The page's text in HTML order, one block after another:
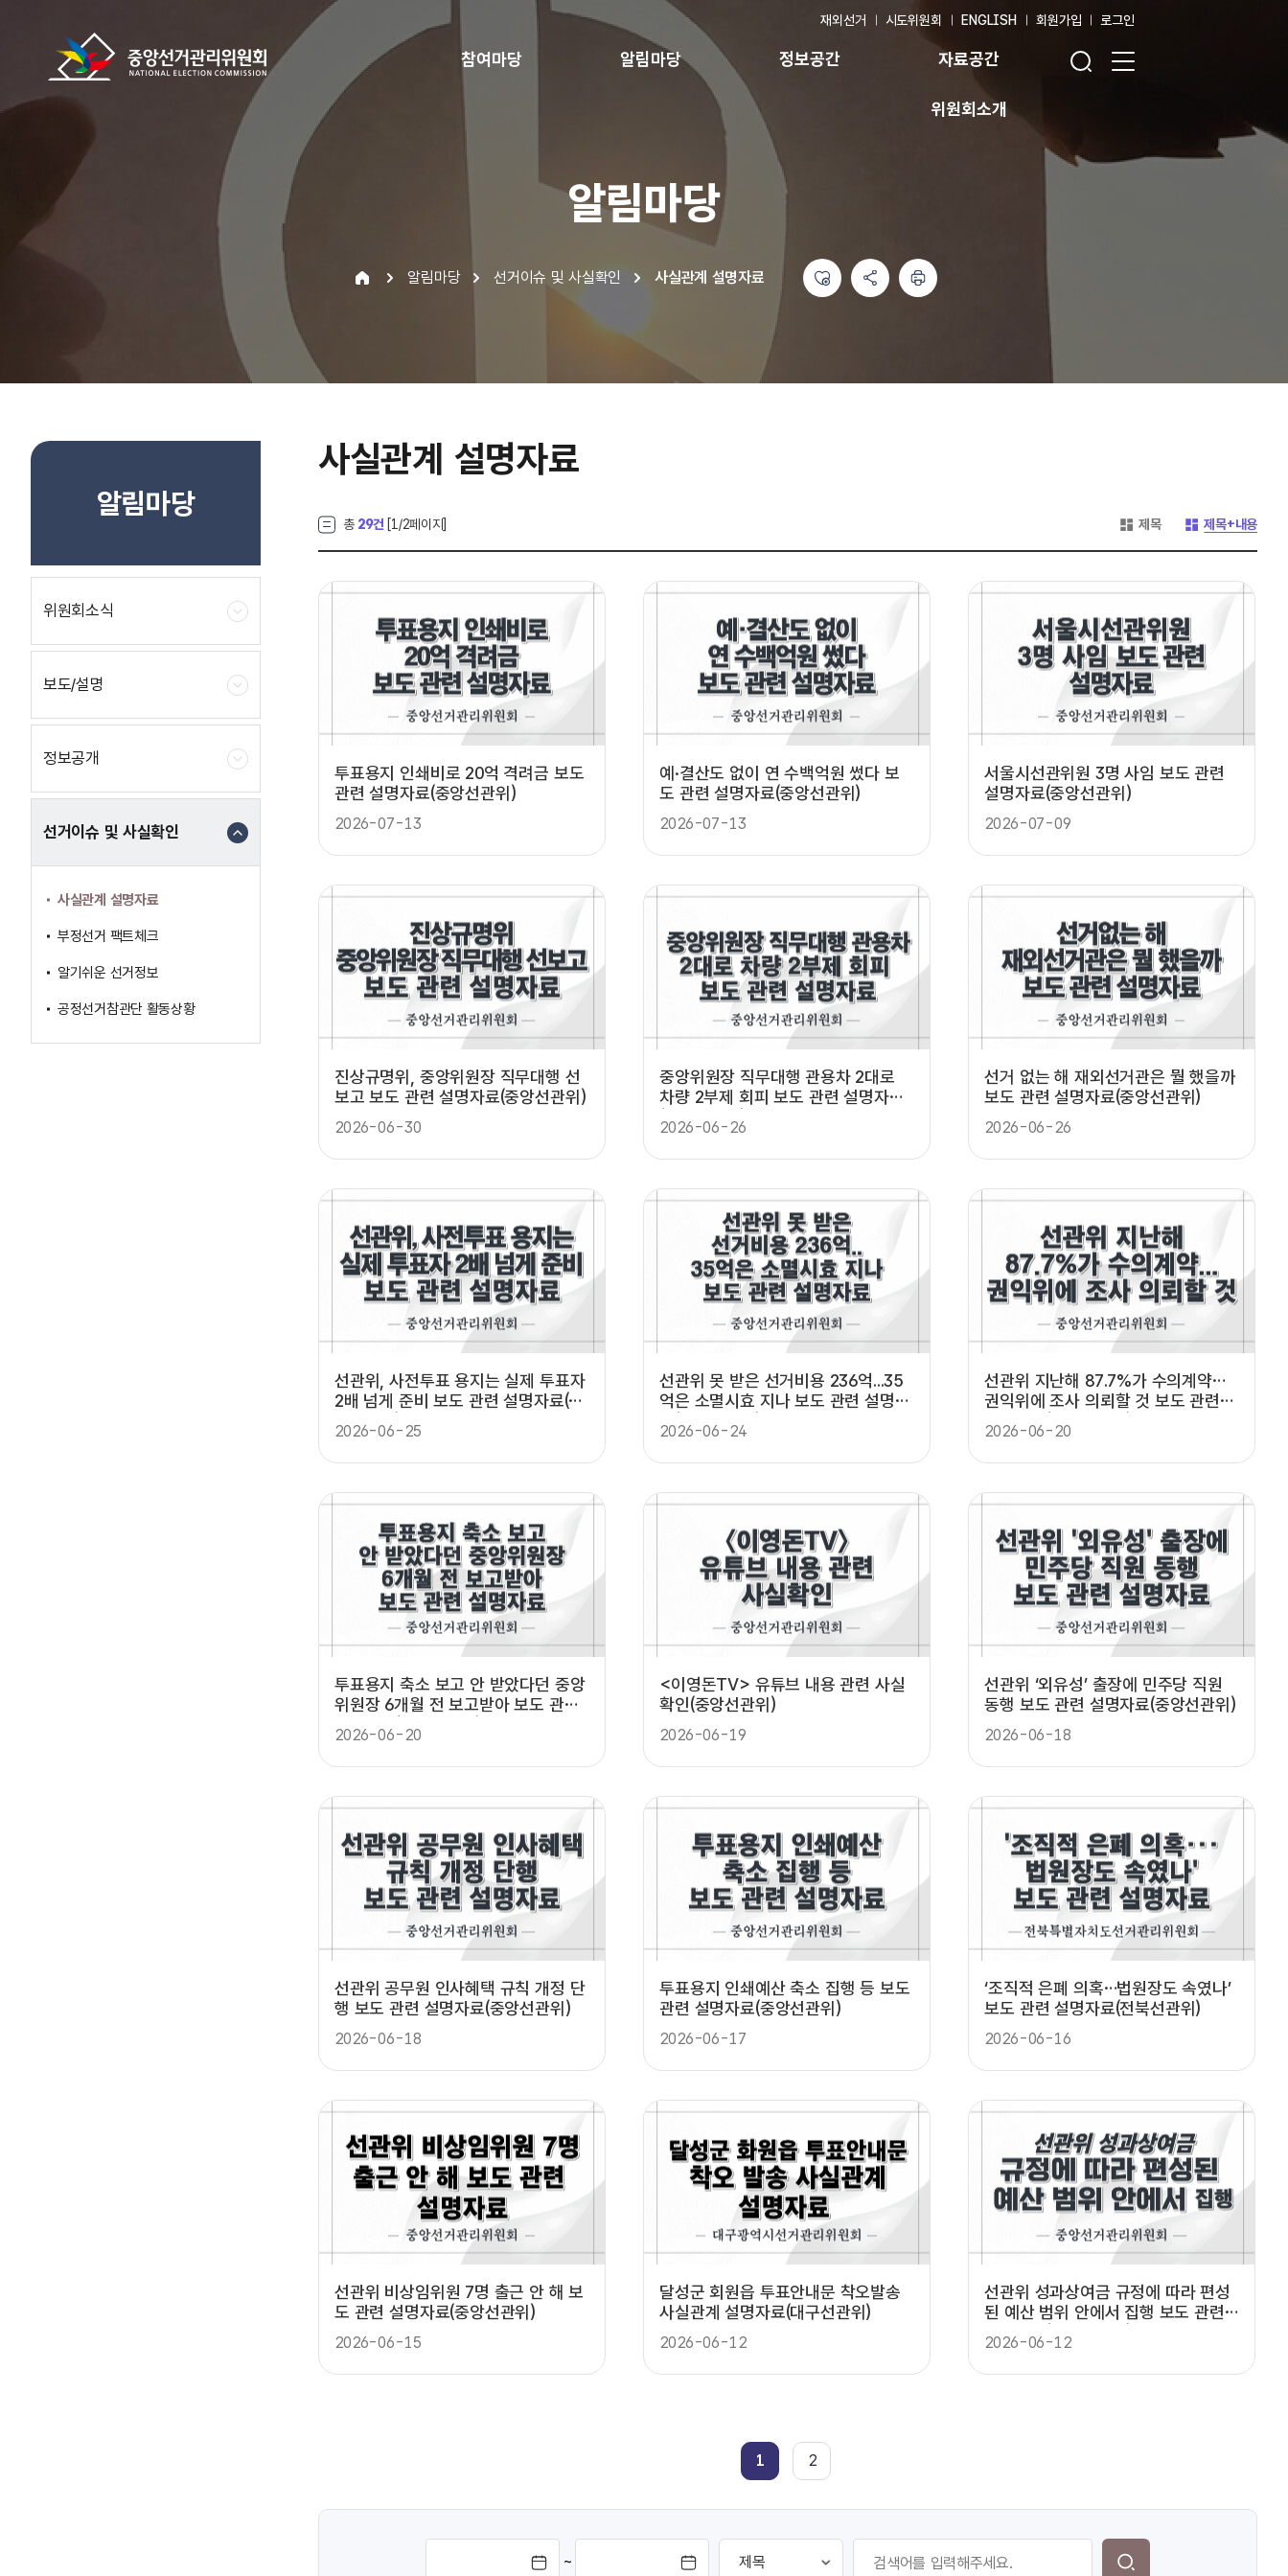
재외선거 시도위원회 ENGLISH 회원가입 로그인
참여마당 알림마당 정보공간 자료공간
위원회소개
알림마당
알림마당 선거이슈 및 사실확인 사실관계 설명자료
알림마당
위원회소식
보도/설명
정보공개
선거이슈 및 사실확인
사실관계 설명자료
부정선거 팩트체크
알기쉬운 선거정보
공정선거참관단 활동상황
사실관계 설명자료
총 29건 [1 /2페이지] 제목 제목+내용
투표용지 인쇄비로 20억 격려금 보도
관련 설명자료(중앙선관위)
2026-07-13
예·결산도 없이 연 수백억원 썼다 보
도 관련 설명자료(중앙선관위)
2026-07-13
서울시선관위원 3명 사임 보도 관련
설명자료(중앙선관위)
2026-07-09
진상규명위, 중앙위원장 직무대행 선
보고 보도 관련 설명자료(중앙선관위)
2026-06-30
중앙위원장 직무대행 관용차 2대로
차량 2부제 회피 보도 관련 설명자료
(중앙선관위)
2026-06-26
선거 없는 해 재외선거관은 뭘 했을까
보도 관련 설명자료(중앙선관위)
2026-06-26
선관위, 사전투표 용지는 실제 투표자
2배 넘게 준비 보도 관련 설명자료(중
앙선관위)
2026-06-25
선관위 못 받은 선거비용 236억...35
억은 소멸시효 지나 보도 관련 설명자
료(중앙선관위)
2026-06-24
선관위 지난해 87.7%가 수의계약…
권익위에 조사 의뢰할 것 보도 관련
설명자료(중앙선관위)
2026-06-20
투표용지 축소 보고 안 받았다던 중앙
위원장 6개월 전 보고받아 보도 관련
설명자료(중앙선관위)
2026-06-20
<이영돈TV> 유튜브 내용 관련 사실
확인(중앙선관위)
2026-06-19
선관위 ‘외유성’ 출장에 민주당 직원
동행 보도 관련 설명자료(중앙선관위)
2026-06-18
선관위 공무원 인사혜택 규칙 개정 단
행 보도 관련 설명자료(중앙선관위)
2026-06-18
투표용지 인쇄예산 축소 집행 등 보도
관련 설명자료(중앙선관위)
2026-06-17
‘조직적 은폐 의혹…법원장도 속였나’
보도 관련 설명자료(전북선관위)
2026-06-16
선관위 비상임위원 7명 출근 안 해 보
도 관련 설명자료(중앙선관위)
2026-06-15
달성군 회원읍 투표안내문 착오발송
사실관계 설명자료(대구선관위)
2026-06-12
선관위 성과상여금 규정에 따라 편성
된 예산 범위 안에서 집행 보도 관련
설명자료(중앙선관위)
2026-06-12
1 2
~